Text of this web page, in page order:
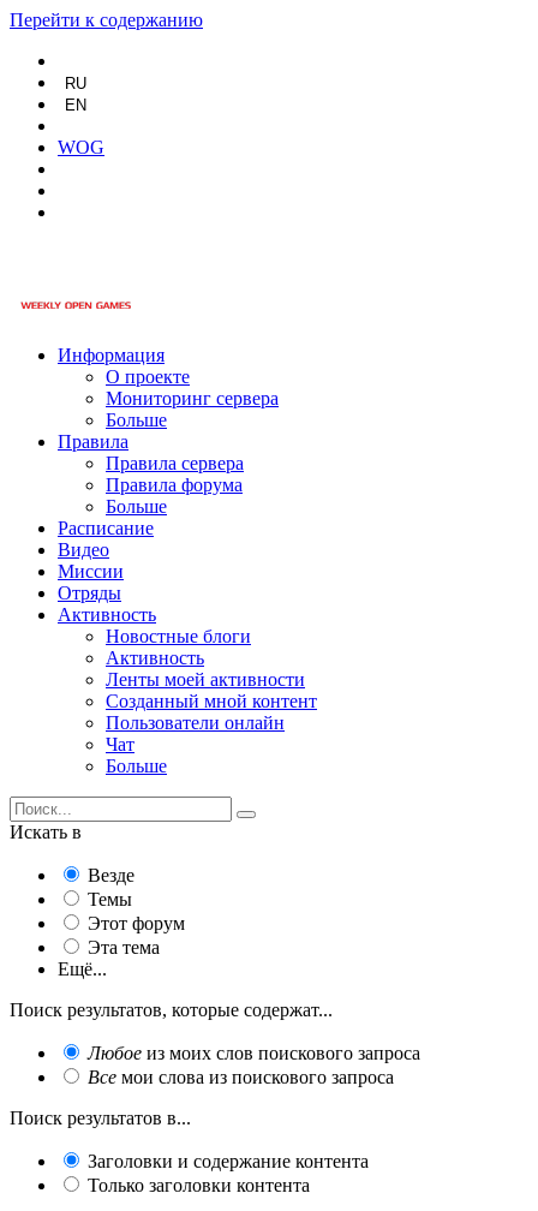
Перейти к содержанию
RU
EN
WOG
Информация
О проекте
Мониторинг сервера
Больше
Правила
Правила сервера
Правила форума
Больше
Расписание
Видео
Миссии
Отряды
Активность
Новостные блоги
Активность
Ленты моей активности
Созданный мной контент
Пользователи онлайн
Чат
Больше
Искать в
Везде
Темы
Этот форум
Эта тема
Ещё...
Поиск результатов, которые содержат...
Любое из моих слов поискового запроса
Все мои слова из поискового запроса
Поиск результатов в...
Заголовки и содержание контента
Только заголовки контента